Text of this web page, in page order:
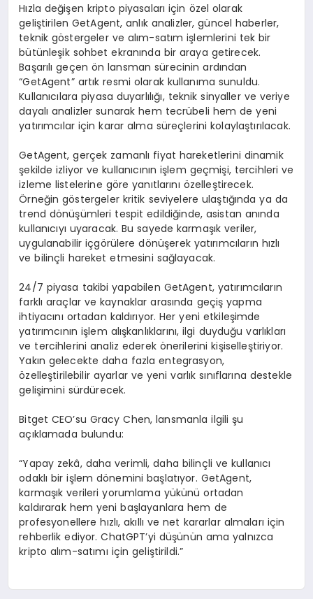
Hızla değişen kripto piyasaları için özel olarak
geliştirilen GetAgent, anlık analizler, güncel haberler,
teknik göstergeler ve alım-satım işlemlerini tek bir
bütünleşik sohbet ekranında bir araya getirecek.
Başarılı geçen ön lansman sürecinin ardından
“GetAgent” artık resmi olarak kullanıma sunuldu.
Kullanıcılara piyasa duyarlılığı, teknik sinyaller ve veriye
dayalı analizler sunarak hem tecrübeli hem de yeni
yatırımcılar için karar alma süreçlerini kolaylaştırılacak.
GetAgent, gerçek zamanlı fiyat hareketlerini dinamik
şekilde izliyor ve kullanıcının işlem geçmişi, tercihleri ve
izleme listelerine göre yanıtlarını özelleştirecek.
Örneğin göstergeler kritik seviyelere ulaştığında ya da
trend dönüşümleri tespit edildiğinde, asistan anında
kullanıcıyı uyaracak. Bu sayede karmaşık veriler,
uygulanabilir içgörülere dönüşerek yatırımcıların hızlı
ve bilinçli hareket etmesini sağlayacak.
24/7 piyasa takibi yapabilen GetAgent, yatırımcıların
farklı araçlar ve kaynaklar arasında geçiş yapma
ihtiyacını ortadan kaldırıyor. Her yeni etkileşimde
yatırımcının işlem alışkanlıklarını, ilgi duyduğu varlıkları
ve tercihlerini analiz ederek önerilerini kişiselleştiriyor.
Yakın gelecekte daha fazla entegrasyon,
özelleştirilebilir ayarlar ve yeni varlık sınıflarına destekle
gelişimini sürdürecek.
Bitget CEO’su Gracy Chen, lansmanla ilgili şu
açıklamada bulundu:
“Yapay zekâ, daha verimli, daha bilinçli ve kullanıcı
odaklı bir işlem dönemini başlatıyor. GetAgent,
karmaşık verileri yorumlama yükünü ortadan
kaldırarak hem yeni başlayanlara hem de
profesyonellere hızlı, akıllı ve net kararlar almaları için
rehberlik ediyor. ChatGPT’yi düşünün ama yalnızca
kripto alım-satımı için geliştirildi.”